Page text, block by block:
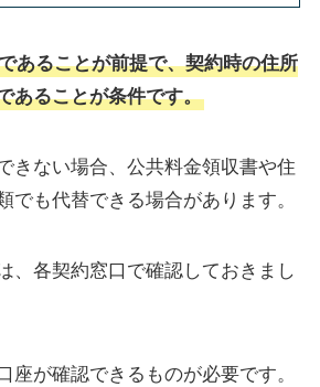
あることが前提で、契約時の住所
あることが条件です。
きない場合、公共料金領収書や住
でも代替できる場合があります。
、各契約窓口で確認しておきまし
座が確認できるものが必要です。